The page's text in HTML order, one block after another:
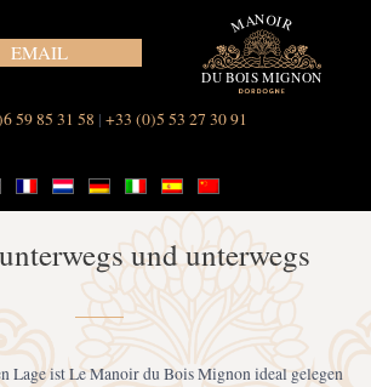
EMAIL
59 85 31 58 | +33 (0)5 53 27 30 91
und unterwegs
Lage ist Le Manoir du Bois Mignon ideal gelegen